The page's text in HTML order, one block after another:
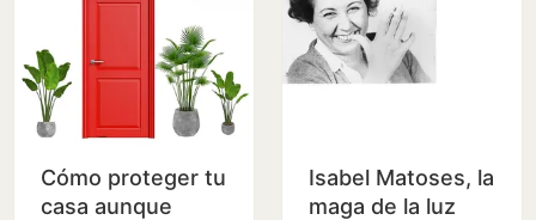
Cómo proteger tu
casa aunque
Isabel Matoses, la
maga de la luz